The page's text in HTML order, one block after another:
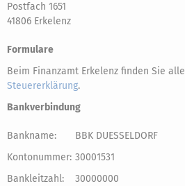
Postfach 1651
41806 Erkelenz
Formulare
Beim Finanzamt Erkelenz finden Sie alle
Steuererklärung.
Bankverbindung
Bankname:
BBK DUESSELDORF
Kontonummer: 30001531
Bankleitzahl:
30000000